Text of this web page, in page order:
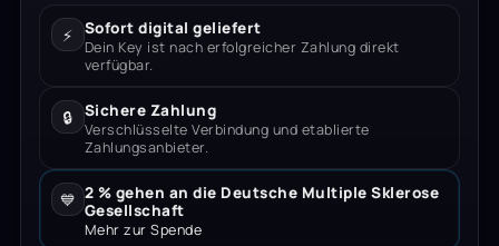
⚡ Sofort digital geliefert
Dein Key ist nach erfolgreicher Zahlung direkt
verfügbar.
🔒 Sichere Zahlung
Verschlüsselte Verbindung und etablierte
Zahlungsanbieter.
💙 2 % gehen an die Deutsche Multiple Sklerose
Gesellschaft
Mehr zur Spende